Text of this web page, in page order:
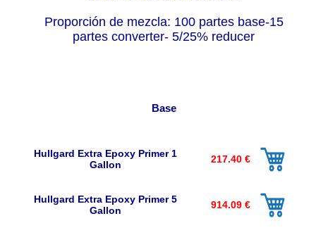
Proporción de mezcla: 100 partes base-15
partes converter- 5/25% reducer
Base
Hullgard Extra Epoxy Primer 1
Gallon
217.40 €
Hullgard Extra Epoxy Primer 5
Gallon
914.09 €